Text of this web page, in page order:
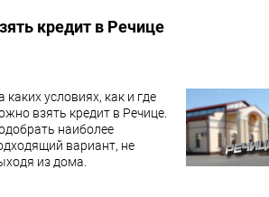
кредит в Речице
каких условиях, как и где
взять кредит в Речице.
наиболее
вариант, не
из дома.